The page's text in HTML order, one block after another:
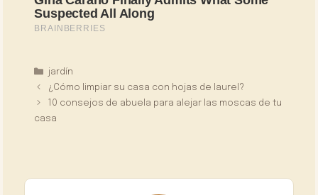
Categorías
jardín
¿Cómo limpiar su casa con hojas de laurel?
10 consejos de abuela para alejar las moscas de tu
casa